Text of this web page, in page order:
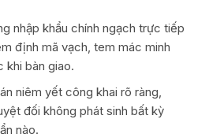
nhập khẩu chính ngạch trực tiếp
định mã vạch, tem mác minh
khi bàn giao.
niêm yết công khai rõ ràng,
đối không phát sinh bất kỳ
nào.